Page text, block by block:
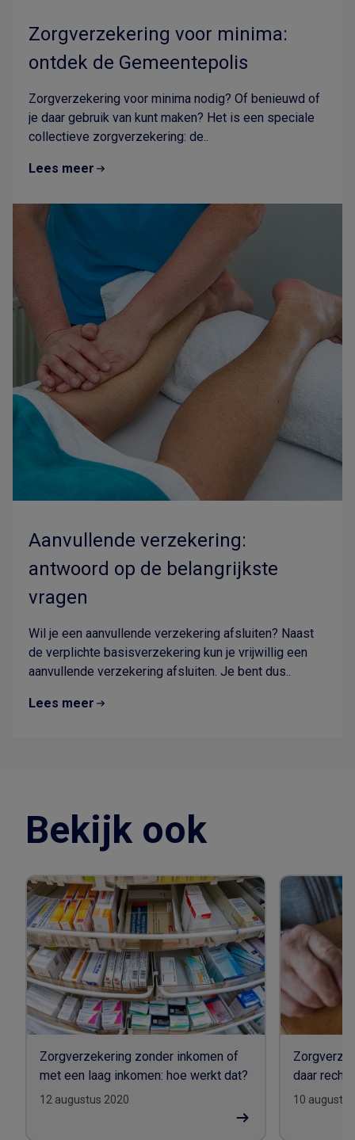
Zorgverzekering voor minima:
ontdek de Gemeentepolis
Zorgverzekering voor minima nodig? Of benieuwd of
je daar gebruik van kunt maken? Het is een speciale
collectieve zorgverzekering: de..
Lees meer
Aanvullende verzekering:
antwoord op de belangrijkste
vragen
Wil je een aanvullende verzekering afsluiten? Naast
de verplichte basisverzekering kun je vrijwillig een
aanvullende verzekering afsluiten. Je bent dus..
Lees meer
Bekijk ook
Zorgverzekering zonder inkomen of
met een laag inkomen: hoe werkt dat?
12 augustus 2020
daar recht
10